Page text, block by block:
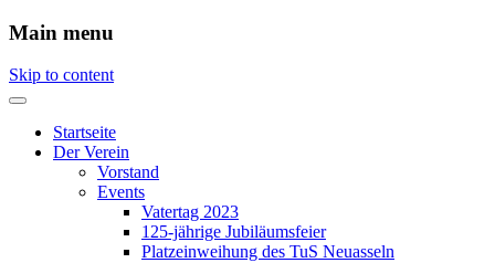
Main menu
Skip to content
Startseite
Der Verein
Vorstand
Events
Vatertag 2023
125-jährige Jubiläumsfeier
Platzeinweihung des TuS Neuasseln